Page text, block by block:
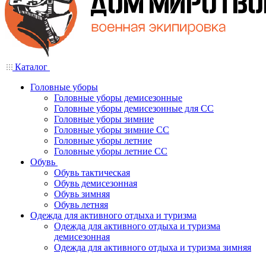
Каталог
Головные уборы
Головные уборы демисезонные
Головные уборы демисезонные для СС
Головные уборы зимние
Головные уборы зимние СС
Головные уборы летние
Головные уборы летние СС
Обувь
Обувь тактическая
Обувь демисезонная
Обувь зимняя
Обувь летняя
Одежда для активного отдыха и туризма
Одежда для активного отдыха и туризма
демисезонная
Одежда для активного отдыха и туризма зимняя